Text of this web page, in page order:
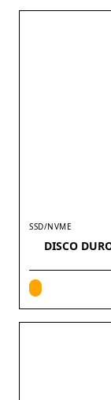
SSD/NVME
DISCO